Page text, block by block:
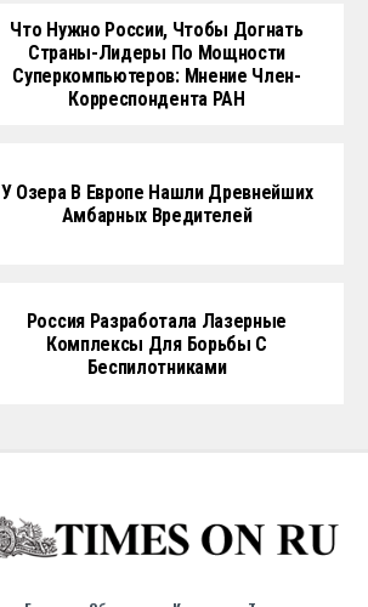
Что Нужно России, Чтобы Догнать
Страны-Лидеры По Мощности
Суперкомпьютеров: Мнение Член-
Корреспондента РАН
У Озера В Европе Нашли Древнейших
Амбарных Вредителей
Россия Разработала Лазерные
Комплексы Для Борьбы С
Беспилотниками